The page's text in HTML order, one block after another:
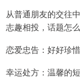
从普通朋友的交往
志趣相投，话题怎
恋爱忠告：好好珍
幸运处方：温馨的短